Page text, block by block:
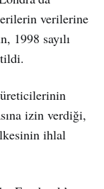
verilerine
1998 sayılı
izin verdiği,
ihlal